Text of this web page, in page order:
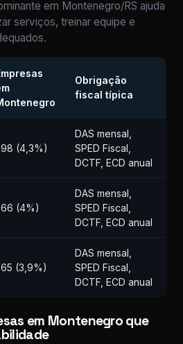
em Montenegro/RS ajuda
serviços, treinar equipe e
Obrigação
fiscal típica
(4,3%)
DAS mensal,
SPED Fiscal,
DCTF, ECD anual
(4%)
DAS mensal,
SPED Fiscal,
DCTF, ECD anual
(3,9%)
DAS mensal,
SPED Fiscal,
DCTF, ECD anual
em Montenegro que